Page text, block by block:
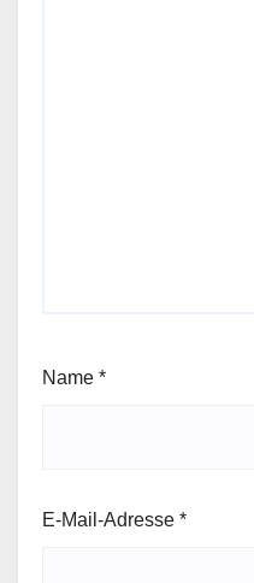
Name *
E-Mail-Adresse *